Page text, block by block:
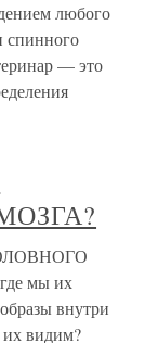
любого
спинного
— это
мы их
внутри
видим?